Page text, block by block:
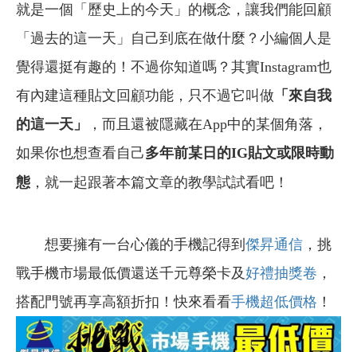
就是一個「歷史上的今天」的概念，讓我們能回顧
「過去的這一天」自己到底在做什麼？小編個人是
覺得還挺有趣的！不過你知道嗎？其實Instagram也
有內建這種貼文回顧功能，只不過它叫做 「來自我
的這一天」
，而且還被隱藏在App中的某個角落，
如果你也想查看自己多年前某日的IG貼文或限時動
態 ，就一起跟著本篇文章的教學試試看吧！
想要擁有一台心儀的手機記得到 傑昇通信 ，挑
戰手機市場最低價還送千元尊榮卡及好禮抽獎卷 ，
搭配門號再享高額折扣！快來看看手機超低價格 ！